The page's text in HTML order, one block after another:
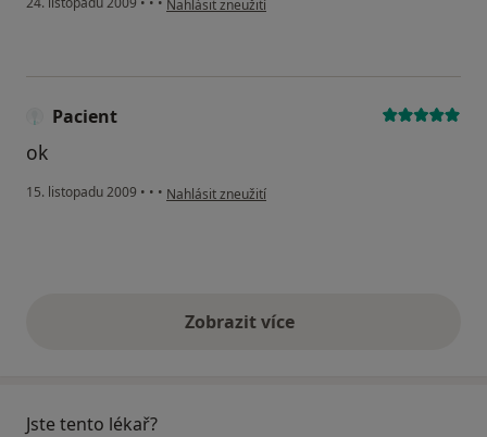
Nahlásit zneužití
Pacient
ok
15. listopadu 2009 • • • podle názoru uživatele Pacient
Nahlásit zneužití
Zobrazit vícevýše uvedené názory
Jste tento lékař?